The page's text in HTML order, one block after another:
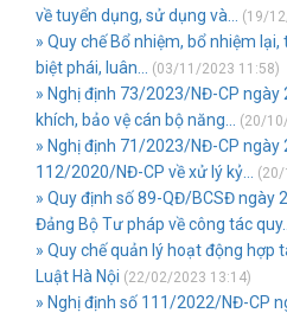
về tuyển dụng, sử dụng và...
(19/
» Quy chế Bổ nhiệm, bổ nhiệm
biệt phái, luân...
(03/11/2023 11:58)
» Nghị định 73/2023/NĐ-CP
khích, bảo vệ cán bộ năng...
(20/
» Nghị định 71/2023/NĐ-CP
112/2020/NĐ-CP về xử lý kỷ...
(20/
» Quy định số 89-QĐ/BCSĐ ngày
Đảng Bộ Tư pháp về công tác quy...
» Quy chế quản lý hoạt động hợp
Luật Hà Nội (22/02/2023 13:14)
» Nghị định số 111/2022/NĐ-CP